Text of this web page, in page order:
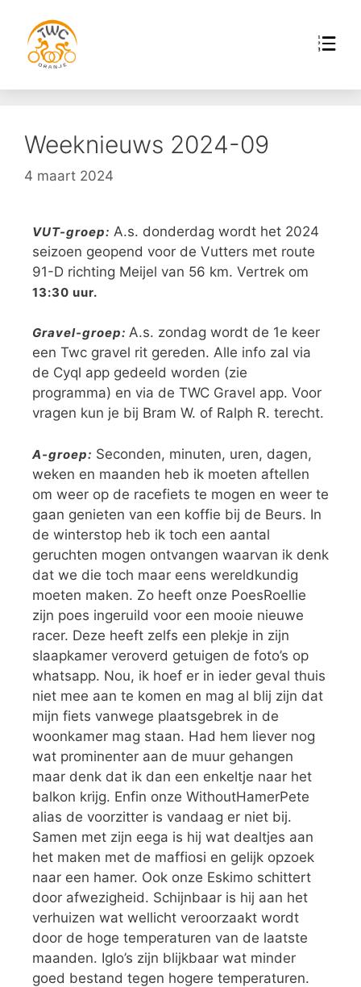
Weeknieuws 2024-09
4 maart 2024
VUT-groep: A.s. donderdag wordt het 2024
seizoen geopend voor de Vutters met route
91-D richting Meijel van 56 km. Vertrek om
13:30 uur.
Gravel-groep: A.s. zondag wordt de 1e keer
een Twc gravel rit gereden. Alle info zal via
de Cyql app gedeeld worden (zie
programma) en via de TWC Gravel app. Voor
vragen kun je bij Bram W. of Ralph R. terecht.
A-groep: Seconden, minuten, uren, dagen,
weken en maanden heb ik moeten aftellen
om weer op de racefiets te mogen en weer te
gaan genieten van een koffie bij de Beurs. In
de winterstop heb ik toch een aantal
geruchten mogen ontvangen waarvan ik denk
dat we die toch maar eens wereldkundig
moeten maken. Zo heeft onze PoesRoellie
zijn poes ingeruild voor een mooie nieuwe
racer. Deze heeft zelfs een plekje in zijn
slaapkamer veroverd getuigen de foto’s op
whatsapp. Nou, ik hoef er in ieder geval thuis
niet mee aan te komen en mag al blij zijn dat
mijn fiets vanwege plaatsgebrek in de
woonkamer mag staan. Had hem liever nog
wat prominenter aan de muur gehangen
maar denk dat ik dan een enkeltje naar het
balkon krijg. Enfin onze WithoutHamerPete
alias de voorzitter is vandaag er niet bij.
Samen met zijn eega is hij wat dealtjes aan
het maken met de maffiosi en gelijk opzoek
naar een hamer. Ook onze Eskimo schittert
door afwezigheid. Schijnbaar is hij aan het
verhuizen wat wellicht veroorzaakt wordt
door de hoge temperaturen van de laatste
maanden. Iglo’s zijn blijkbaar wat minder
goed bestand tegen hogere temperaturen.